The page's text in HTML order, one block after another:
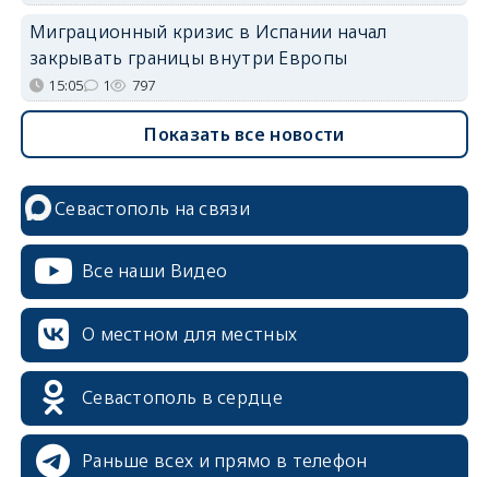
Миграционный кризис в Испании начал
закрывать границы внутри Европы
15:05 1 797
Показать все новости
Севастополь на связи
Все наши Видео
О местном для местных
Севастополь в сердце
Раньше всех и прямо в телефон